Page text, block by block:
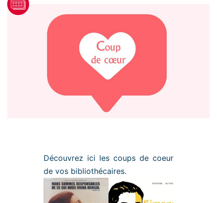
Découvrez ici les coups de coeur
de vos bibliothécaires.